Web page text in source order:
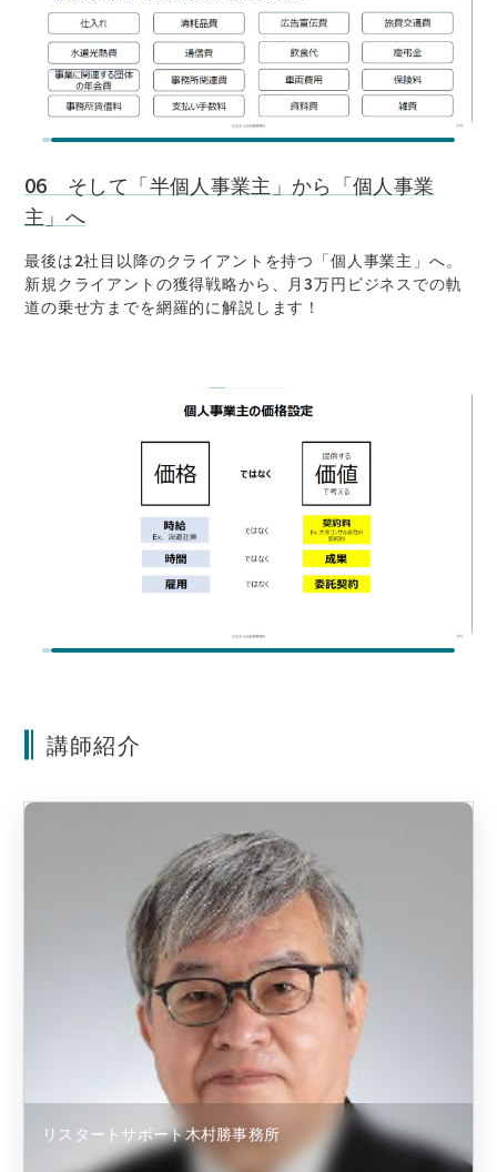
06 そして「半個人事業主」から「個人事業
主」へ
最後は2社目以降のクライアントを持つ「個人事業主」へ。
新規クライアントの獲得戦略から、月3万円ビジネスでの軌
道の乗せ方までを網羅的に解説します！
講師紹介
リスタートサポート木村勝事務所